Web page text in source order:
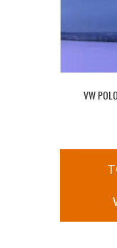
VW